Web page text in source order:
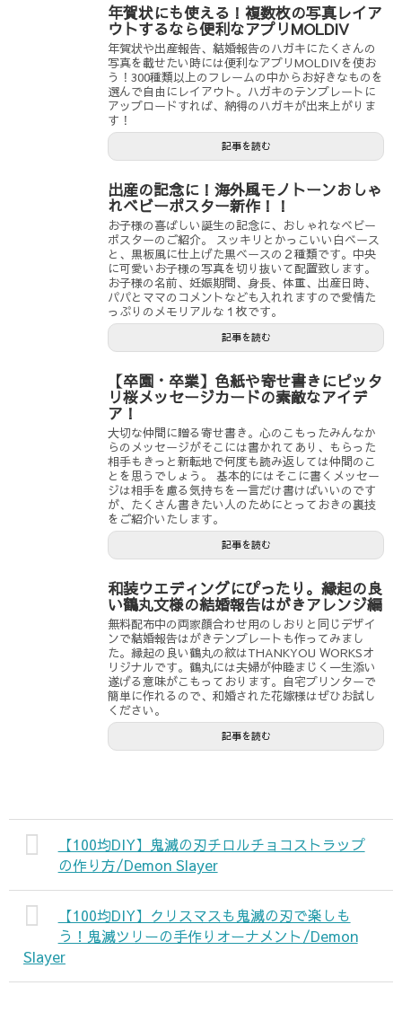
年賀状にも使える！複数枚の写真レイア
ウトするなら便利なアプリMOLDIV
年賀状や出産報告、結婚報告のハガキにたくさんの
写真を載せたい時には便利なアプリMOLDIVを使お
う！300種類以上のフレームの中からお好きなものを
選んで自由にレイアウト。ハガキのテンプレートに
アップロードすれば、納得のハガキが出来上がりま
す！
記事を読む
出産の記念に！海外風モノトーンおしゃ
れベビーポスター新作！！
お子様の喜ばしい誕生の記念に、おしゃれなベビー
ポスターのご紹介。 スッキリとかっこいい白ベース
と、黒板風に仕上げた黒ベースの２種類です。中央
に可愛いお子様の写真を切り抜いて配置致します。
お子様の名前、妊娠期間、身長、体重、出産日時、
パパとママのコメントなども入れれますので愛情た
っぷりのメモリアルな１枚です。
記事を読む
【卒園・卒業】色紙や寄せ書きにピッタ
リ桜メッセージカードの素敵なアイデ
ア！
大切な仲間に贈る寄せ書き。心のこもったみんなか
らのメッセージがそこには書かれてあり、もらった
相手もきっと新転地で何度も読み返しては仲間のこ
とを思うでしょう。 基本的にはそこに書くメッセー
ジは相手を慮る気持ちを一言だけ書けばいいのです
が、たくさん書きたい人のためにとっておきの裏技
をご紹介いたします。
記事を読む
和装ウエディングにぴったり。縁起の良
い鶴丸文様の結婚報告はがきアレンジ編
無料配布中の両家顔合わせ用のしおりと同じデザイ
ンで結婚報告はがきテンプレートも作ってみまし
た。縁起の良い鶴丸の紋はTHANKYOU WORKSオ
リジナルです。鶴丸には夫婦が仲睦まじく一生添い
遂げる意味がこもっております。自宅プリンターで
簡単に作れるので、和婚された花嫁様はぜひお試し
ください。
記事を読む
【100均DIY】鬼滅の刃チロルチョコストラップ
の作り方/Demon Slayer
【100均DIY】クリスマスも鬼滅の刃で楽しも
う！鬼滅ツリーの手作りオーナメント/Demon
Slayer